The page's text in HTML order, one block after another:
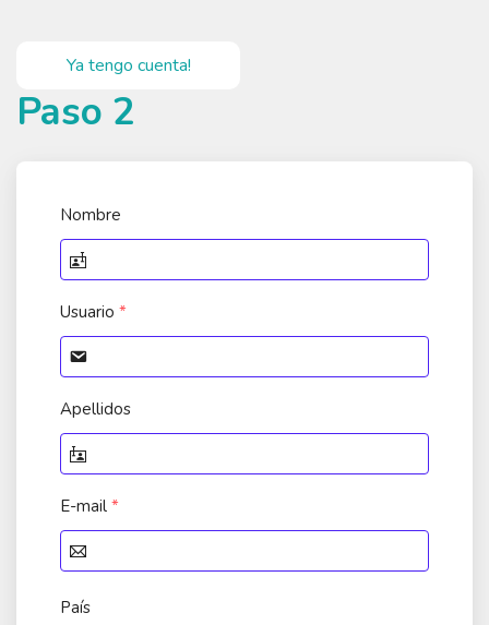
Ya tengo cuenta!
Paso 2
Nombre
Usuario *
Apellidos
E-mail *
País